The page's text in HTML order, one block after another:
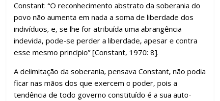
Constant: “O reconhecimento abstrato da soberania do
povo não aumenta em nada a soma de liberdade dos
indivíduos, e, se lhe for atribuída uma abrangência
indevida, pode-se perder a liberdade, apesar e contra
esse mesmo princípio” [Constant, 1970: 8].
A delimitação da soberania, pensava Constant, não podia
ficar nas mãos dos que exercem o poder, pois a
tendência de todo governo constituído é a sua auto-